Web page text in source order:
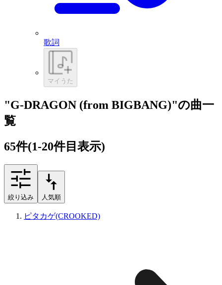
歌詞
マイうた
"G-DRAGON (from BIGBANG)"の曲一
覧
65件(1-20件目表示)
絞り込み 人気順
ピタカゲ(CROOKED)